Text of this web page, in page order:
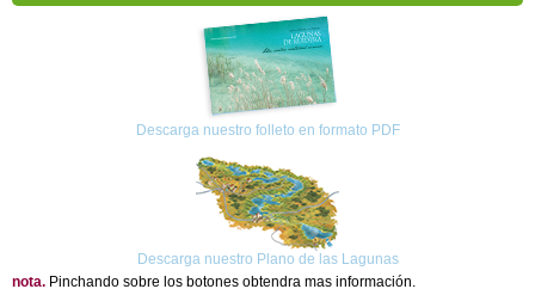
Descarga nuestro folleto en formato PDF
Descarga nuestro Plano de las Lagunas
nota. Pinchando sobre los botones obtendra mas información.